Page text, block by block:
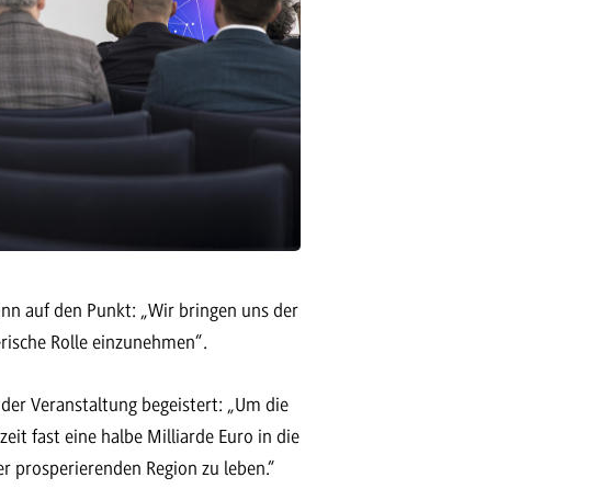
auf den Punkt: „Wir bringen uns der
Rolle einzunehmen“.
Veranstaltung begeistert: „Um die
fast eine halbe Milliarde Euro in die
Region zu leben.“